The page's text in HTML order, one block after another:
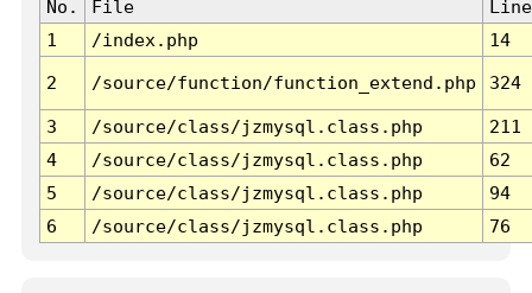
No. File
Line
1
/index.php 14
2 /source/function/function_extend.php 324
3 /source/class/jzmysql.class.php
211
4
/source/class/jzmysql.class.php
62
5
/source/class/jzmysql.class.php
94
6
/source/class/jzmysql.class.php 76